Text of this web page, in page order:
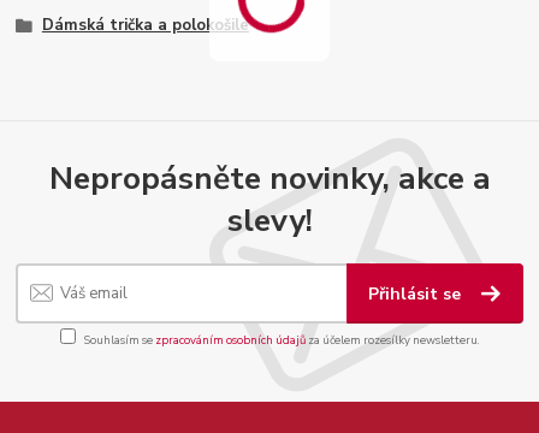
Dámská trička a polokošile
Nepropásněte novinky, akce a
slevy!
Přihlásit se
Souhlasím se zpracováním osobních údajůza účelem rozesílky newsletteru.